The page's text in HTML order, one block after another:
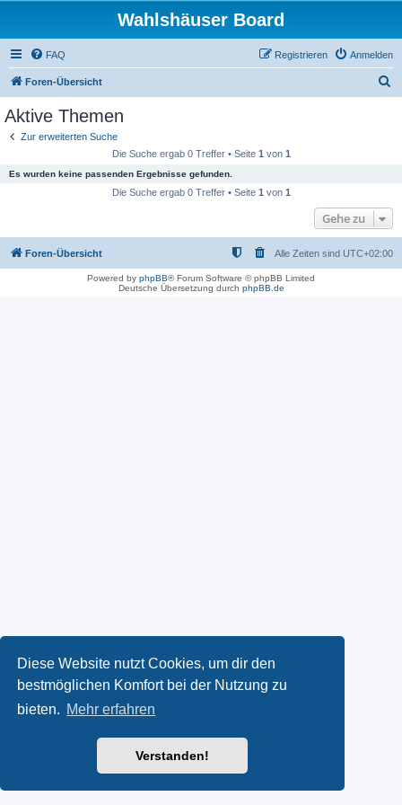
Diese Website nutzt Cookies, um dir den
bestmöglichen Komfort bei der Nutzung zu
bieten. Mehr erfahren
Verstanden!
Wahlshäuser Board
FAQ Anmelden
Registrieren
Foren-Übersicht
Aktive Themen
Zur erweiterten Suche
Die Suche ergab 0 Treffer • Seite 1 von 1
Es wurden keine passenden Ergebnisse gefunden.
Die Suche ergab 0 Treffer • Seite 1 von 1
Gehe zu
Foren-Übersicht Alle Zeiten sind UTC+02:00
Powered by phpBB® Forum Software © phpBB Limited
Deutsche Übersetzung durch phpBB.de